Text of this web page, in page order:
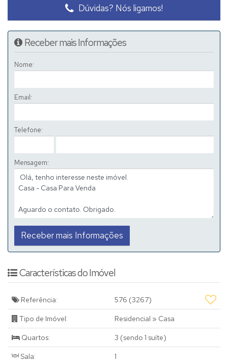
Dúvidas? Nós ligamos!
Receber mais Informações
Nome:
Email:
Telefone:
Mensagem:
Características do Imóvel
Referência: 576 (3267)
Tipo de Imóvel: Residencial » Casa
Quartos: 3 (sendo 1 suíte)
Sala: 1